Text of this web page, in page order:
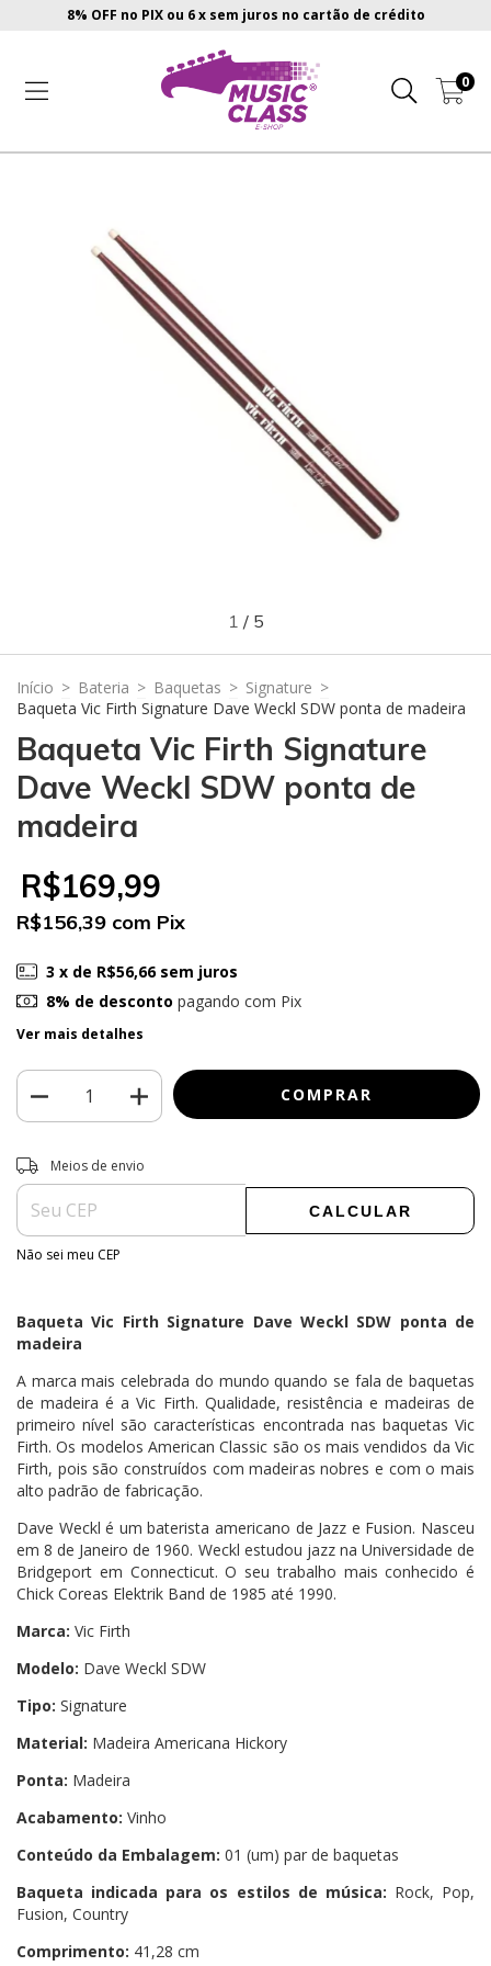
8% OFF no PIX ou 6 x sem juros no cartão de crédito
0
1 / 5
Início > Bateria > Baquetas > Signature >
Baqueta Vic Firth Signature Dave Weckl SDW ponta de madeira
Baqueta Vic Firth Signature
Dave Weckl SDW ponta de
madeira
R$169,99
R$156,39 com Pix
3 x de R$56,66 sem juros
8% de desconto pagando com Pix
Ver mais detalhes
Entregas para o CEP:
Meios de envio
CALCULAR
Não sei meu CEP
Baqueta Vic Firth Signature Dave Weckl SDW ponta de
madeira
A marca mais celebrada do mundo quando se fala de baquetas
de madeira é a Vic Firth. Qualidade, resistência e madeiras de
primeiro nível são características encontrada nas baquetas Vic
Firth. Os modelos American Classic são os mais vendidos da Vic
Firth, pois são construídos com madeiras nobres e com o mais
alto padrão de fabricação.
Dave Weckl é um baterista americano de Jazz e Fusion. Nasceu
em 8 de Janeiro de 1960. Weckl estudou jazz na Universidade de
Bridgeport em Connecticut. O seu trabalho mais conhecido é
Chick Coreas Elektrik Band de 1985 até 1990.
Marca: Vic Firth
Modelo: Dave Weckl SDW
Tipo: Signature
Material: Madeira Americana Hickory
Ponta: Madeira
Acabamento: Vinho
Conteúdo da Embalagem: 01 (um) par de baquetas
Baqueta indicada para os estilos de música: Rock, Pop,
Fusion, Country
Comprimento: 41,28 cm